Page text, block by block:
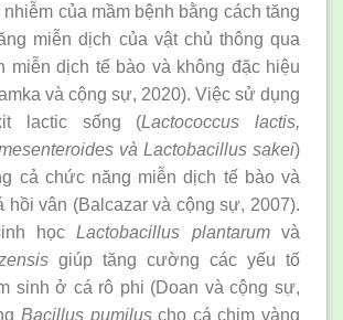
của mầm bệnh bằng cách tăng
miễn dịch của vật chủ thông qua
miễn dịch tế bào và không đặc hiệu
và cộng sự, 2020). Việc sử dụng
lactic sống (Lactococcus lactis,
và Lactobacillus sakei)
cả chức năng miễn dịch tế bào và
hồi vân (Balcazar và cộng sự, 2007).
họcLactobacillus plantarumvà
giúp tăng cường các yếu tố
sinh ở cá rô phi (Doan và cộng sự,
Bacillus pumiluscho cá chim vàng